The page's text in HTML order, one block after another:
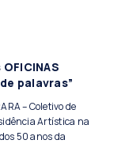
palavras”
– Coletivo de
Artística na
50 anos da